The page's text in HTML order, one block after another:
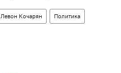
Левон Кочарян Политика